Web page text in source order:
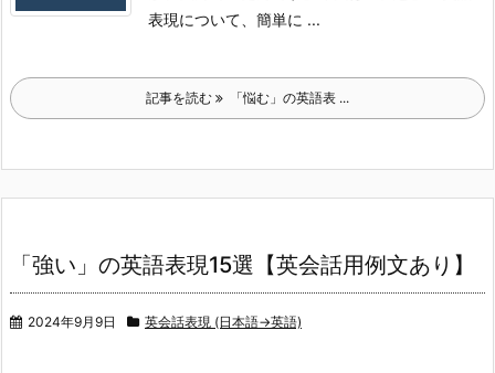
表現について、簡単に ...
記事を読む 「悩む」の英語表 ...
「強い」の英語表現15選【英会話用例文あり】
2024年9月9日 英会話表現 (日本語→英語)